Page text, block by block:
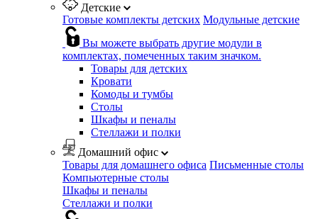
Детские
Готовые комплекты детских Модульные детские
Вы можете выбрать другие модули в
комплектах, помеченных таким значком.
Товары для детских
Кровати
Комоды и тумбы
Столы
Шкафы и пеналы
Стеллажи и полки
Домашний офис
Товары для домашнего офиса Письменные столы
Компьютерные столы
Шкафы и пеналы
Стеллажи и полки